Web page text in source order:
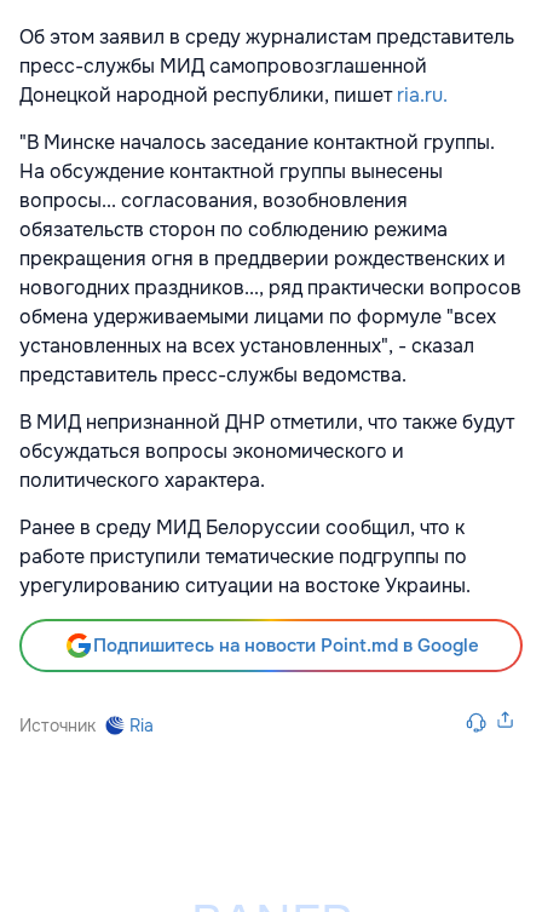
Об этом заявил в среду журналистам представитель
пресс-службы МИД самопровозглашенной
Донецкой народной республики, пишетria.ru.
"В Минске началось заседание контактной группы.
На обсуждение контактной группы вынесены
вопросы... согласования, возобновления
обязательств сторон по соблюдению режима
прекращения огня в преддверии рождественских и
новогодних праздников..., ряд практически вопросов
обмена удерживаемыми лицами по формуле "всех
установленных на всех установленных", - сказал
представитель пресс-службы ведомства.
В МИД непризнанной ДНР отметили, что также будут
обсуждаться вопросы экономического и
политического характера.
Ранее в среду МИД Белоруссии сообщил, что к
работе приступили тематические подгруппы по
урегулированию ситуации на востоке Украины.
Подпишитесь на новости Point.md в Google
Источник Ria